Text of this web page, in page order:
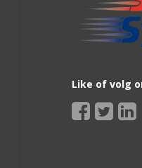
Like of volg